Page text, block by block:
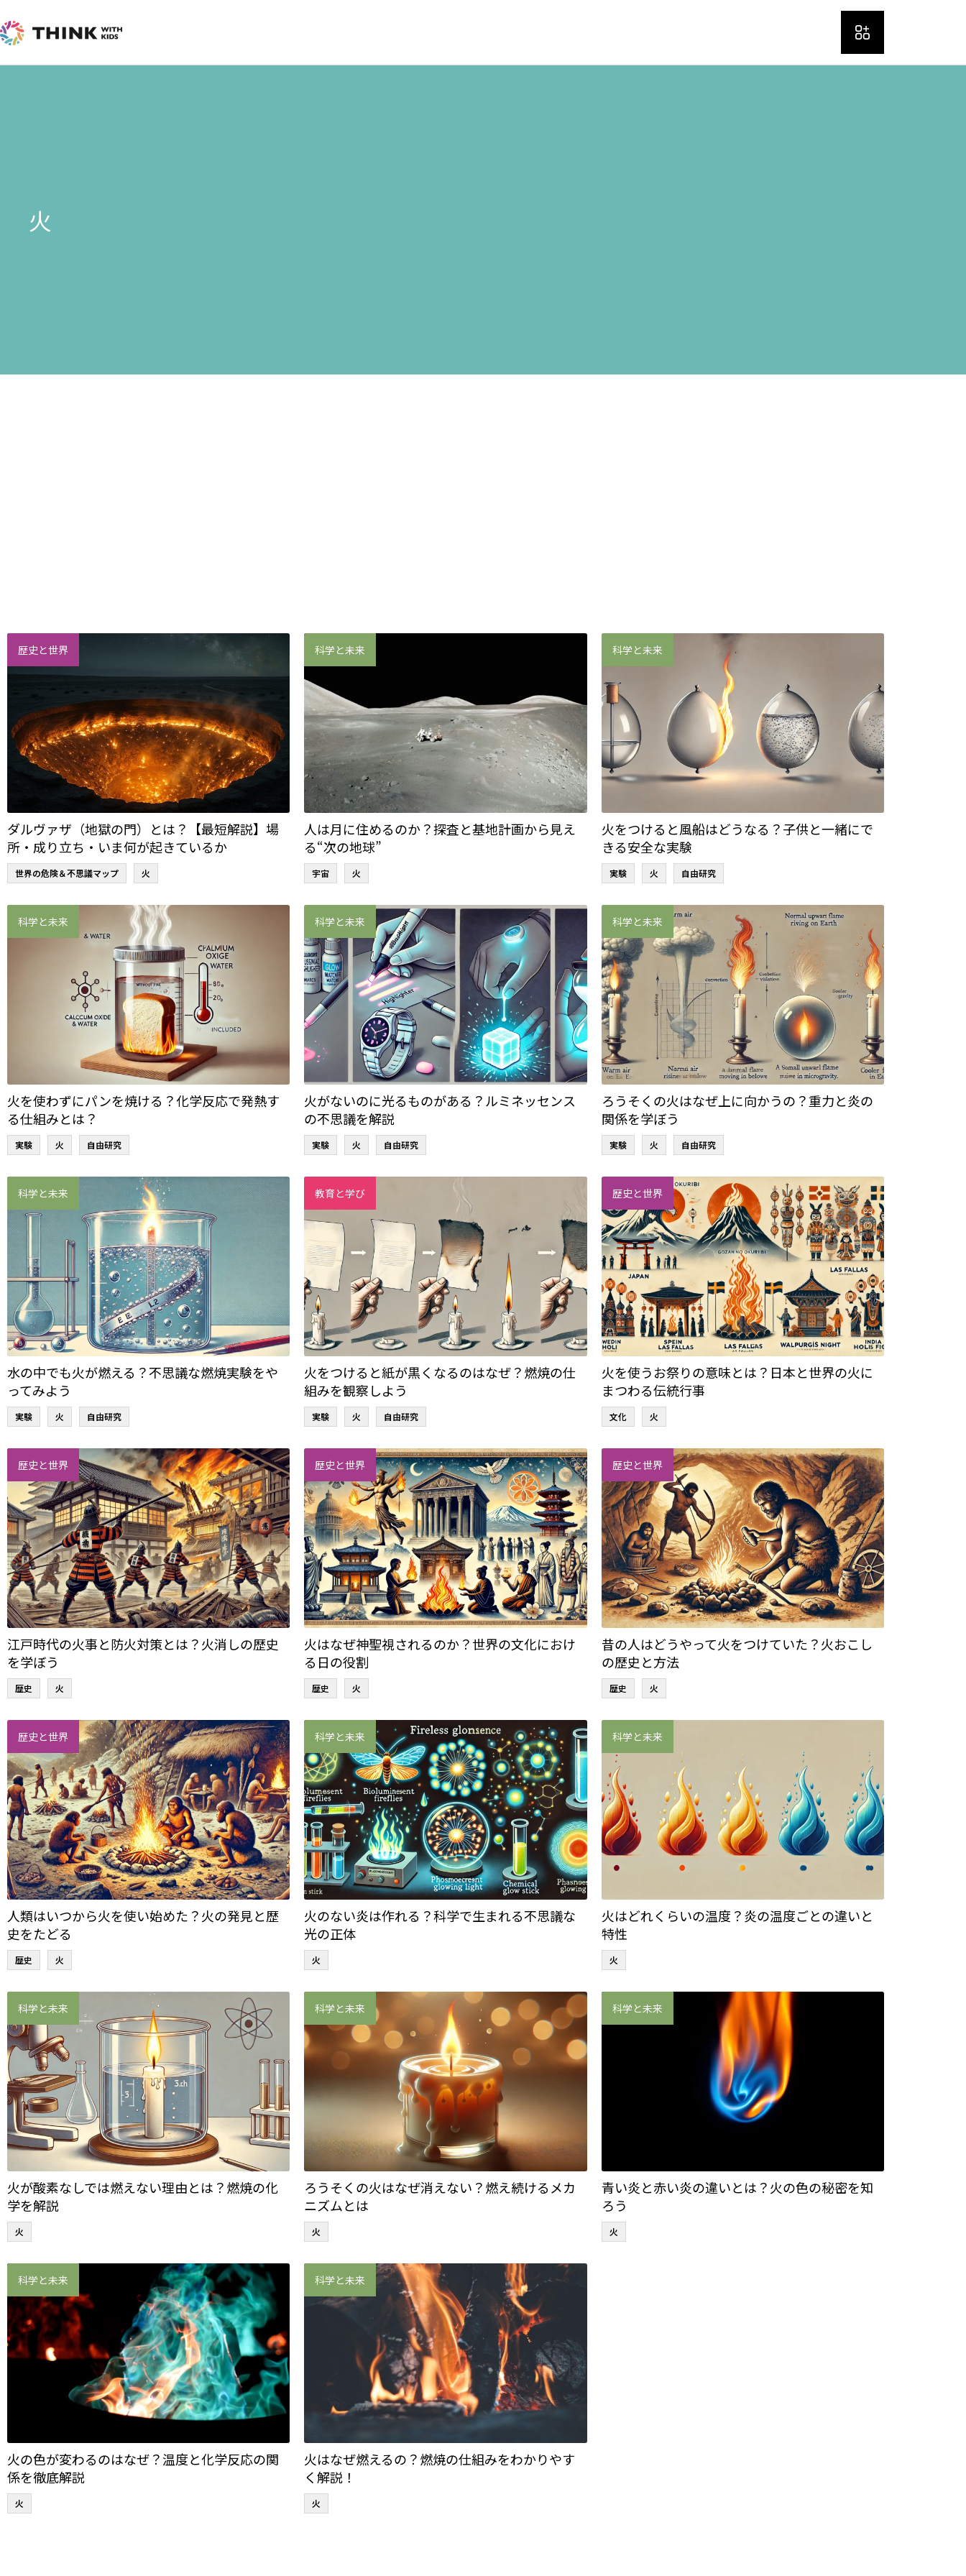
容
火
歴史と世界
ダルヴァザ（地獄の門）とは？【最短解説】場
所・成り立ち・いま何が起きているか
世界の危険＆不思議マップ 火
科学と未来
人は月に住めるのか？探査と基地計画から見え
る“次の地球”
宇宙 火
科学と未来
火をつけると風船はどうなる？子供と一緒にで
きる安全な実験
実験 火 自由研究
科学と未来
火を使わずにパンを焼ける？化学反応で発熱す
る仕組みとは？
実験 火 自由研究
科学と未来
火がないのに光るものがある？ルミネッセンス
の不思議を解説
実験 火 自由研究
科学と未来
ろうそくの火はなぜ上に向かうの？重力と炎の
関係を学ぼう
実験 火 自由研究
科学と未来
水の中でも火が燃える？不思議な燃焼実験をや
ってみよう
実験 火 自由研究
教育と学び
火をつけると紙が黒くなるのはなぜ？燃焼の仕
組みを観察しよう
実験 火 自由研究
歴史と世界
火を使うお祭りの意味とは？日本と世界の火に
まつわる伝統行事
文化 火
歴史と世界
江戸時代の火事と防火対策とは？火消しの歴史
を学ぼう
歴史 火
歴史と世界
火はなぜ神聖視されるのか？世界の文化におけ
る日の役割
歴史 火
歴史と世界
昔の人はどうやって火をつけていた？火おこし
の歴史と方法
歴史 火
歴史と世界
人類はいつから火を使い始めた？火の発見と歴
史をたどる
歴史 火
科学と未来
火のない炎は作れる？科学で生まれる不思議な
光の正体
火
科学と未来
火はどれくらいの温度？炎の温度ごとの違いと
特性
火
科学と未来
火が酸素なしでは燃えない理由とは？燃焼の化
学を解説
火
科学と未来
ろうそくの火はなぜ消えない？燃え続けるメカ
ニズムとは
火
科学と未来
青い炎と赤い炎の違いとは？火の色の秘密を知
ろう
火
科学と未来
火の色が変わるのはなぜ？温度と化学反応の関
係を徹底解説
火
科学と未来
火はなぜ燃えるの？燃焼の仕組みをわかりやす
く解説！
火